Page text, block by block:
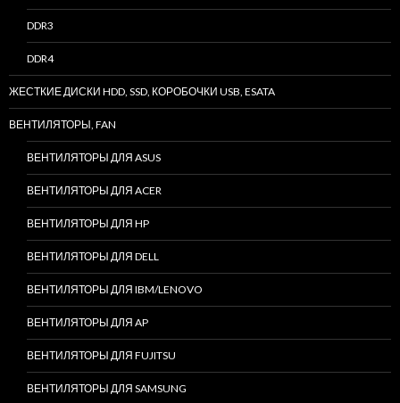
DDR3
DDR4
ЖЕСТКИЕ ДИСКИ HDD, SSD, КОРОБОЧКИ USB, ESATA
ВЕНТИЛЯТОРЫ, FAN
ВЕНТИЛЯТОРЫ ДЛЯ ASUS
ВЕНТИЛЯТОРЫ ДЛЯ ACER
ВЕНТИЛЯТОРЫ ДЛЯ HP
ВЕНТИЛЯТОРЫ ДЛЯ DELL
ВЕНТИЛЯТОРЫ ДЛЯ IBM/LENOVO
ВЕНТИЛЯТОРЫ ДЛЯ AP
ВЕНТИЛЯТОРЫ ДЛЯ FUJITSU
ВЕНТИЛЯТОРЫ ДЛЯ SAMSUNG